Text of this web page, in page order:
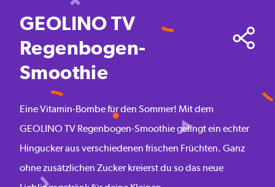
GEOLINO TV
Regenbogen-
Smoothie
Eine Vitamin-Bombe für den Sommer! Mit dem
GEOLINO TV Regenbogen-Smoothie gelingt ein echter
Hingucker aus verschiedenen frischen Früchten. Ganz
ohne zusätzlichen Zucker kreierst du so das neue